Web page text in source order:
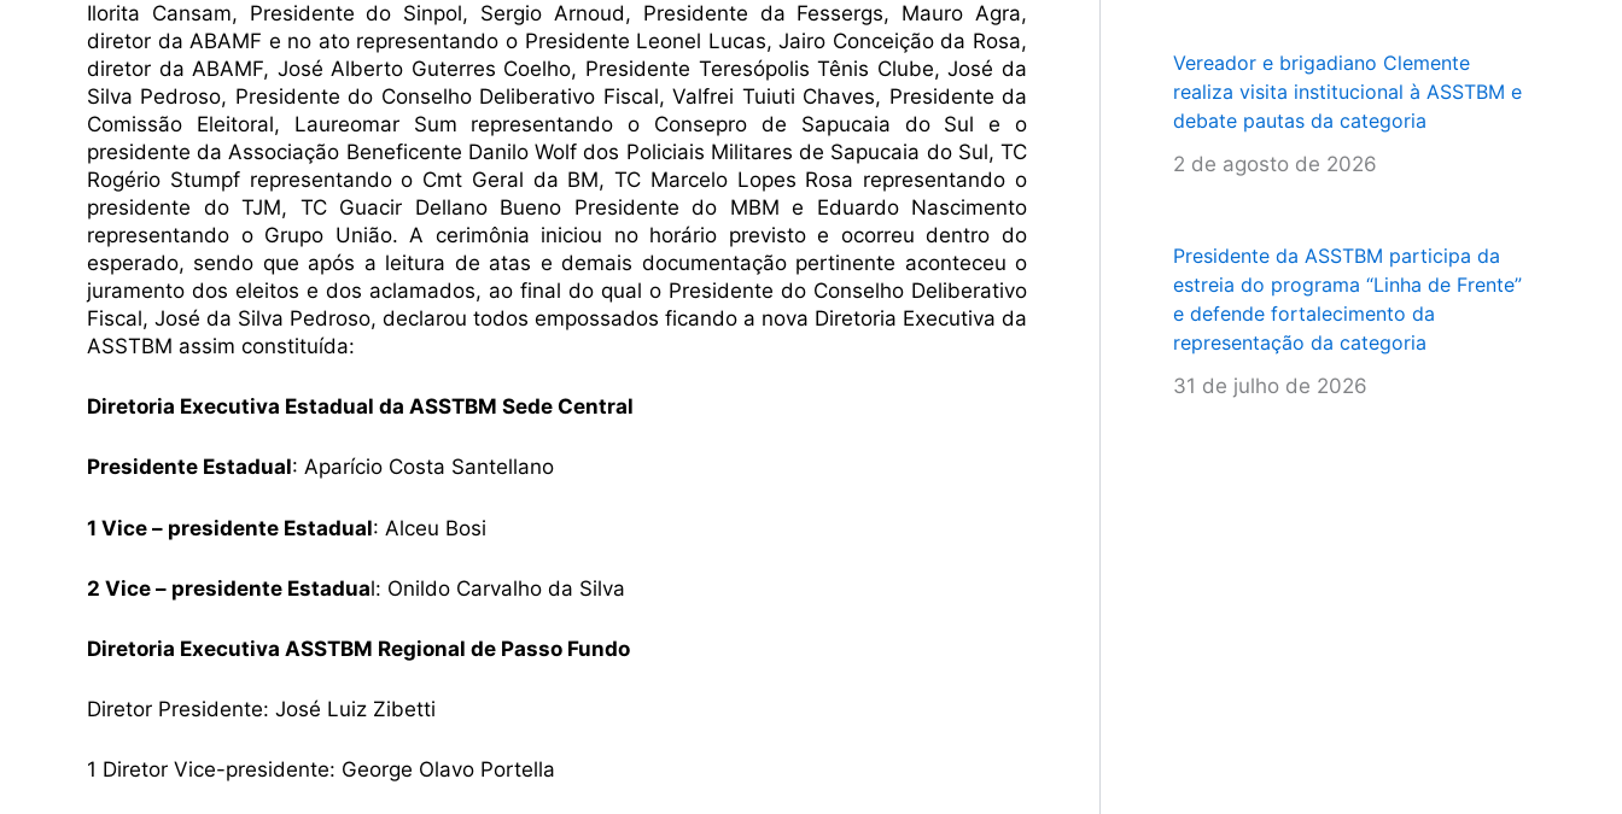
Ilorita Cansam, Presidente do Sinpol, Sergio Arnoud, Presidente da Fessergs, Mauro Agra,
diretor da ABAMF e no ato representando o Presidente Leonel Lucas, Jairo Conceição da Rosa,
diretor da ABAMF, José Alberto Guterres Coelho, Presidente Teresópolis Tênis Clube,José da
Silva Pedroso, Presidente do Conselho Deliberativo Fiscal,Valfrei Tuiuti Chaves, Presidente da
Comissão Eleitoral, Laureomar Sum representando o Consepro de Sapucaia do Sul e o
presidente da Associação Beneficente Danilo Wolf dos Policiais Militares de Sapucaia do Sul, TC
Rogério Stumpf representando o Cmt Geral da BM,TC Marcelo Lopes Rosa representando o
presidente do TJM, TC Guacir Dellano Bueno Presidente do MBM e Eduardo Nascimento
representando o Grupo União. A cerimônia iniciou no horário previsto e ocorreu dentro do
esperado, sendo que após a leitura de atas e demais documentação pertinente aconteceu o
juramento dos eleitos e dos aclamados, ao final do qual o Presidente do Conselho Deliberativo
Fiscal, José da Silva Pedroso, declarou todos empossados ficando a nova Diretoria Executiva da
ASSTBM assim constituída:
Diretoria Executiva Estadual da ASSTBM Sede Central
Presidente Estadual: Aparício Costa Santellano
1 Vice – presidente Estadual: Alceu Bosi
2 Vice – presidente Estadual: Onildo Carvalho da Silva
Diretoria Executiva ASSTBM Regional de Passo Fundo
Diretor Presidente: José Luiz Zibetti
1 Diretor Vice-presidente: George Olavo Portella
Vereador e brigadiano Clemente
realiza visita institucional à ASSTBM e
debate pautas da categoria
2 de agosto de 2026
Presidente da ASSTBM participa da
estreia do programa “Linha de Frente”
e defende fortalecimento da
representação da categoria
31 de julho de 2026